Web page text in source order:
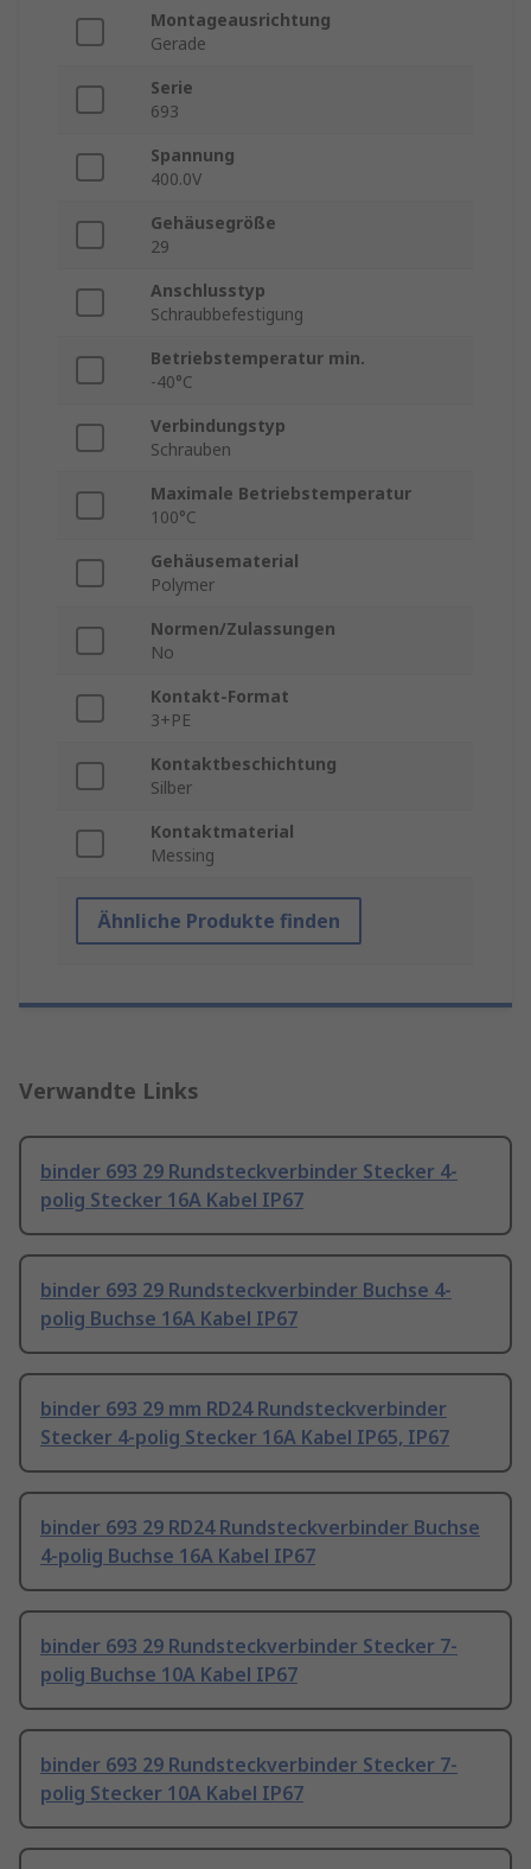
Montageausrichtung
Gerade
Serie
693
Spannung
400.0V
Gehäusegröße
29
Anschlusstyp
Schraubbefestigung
Betriebstemperatur min.
-40°C
Verbindungstyp
Schrauben
Maximale Betriebstemperatur
100°C
Gehäusematerial
Polymer
Normen/Zulassungen
No
Kontakt-Format
3+PE
Kontaktbeschichtung
Silber
Kontaktmaterial
Messing
Ähnliche Produkte finden
Verwandte Links
binder 693 29 Rundsteckverbinder Stecker 4-
polig Stecker 16A Kabel IP67
binder 693 29 Rundsteckverbinder Buchse 4-
polig Buchse 16A Kabel IP67
binder 693 29 mm RD24 Rundsteckverbinder
Stecker 4-polig Stecker 16A Kabel IP65, IP67
binder 693 29 RD24 Rundsteckverbinder Buchse
4-polig Buchse 16A Kabel IP67
binder 693 29 Rundsteckverbinder Stecker 7-
polig Buchse 10A Kabel IP67
binder 693 29 Rundsteckverbinder Stecker 7-
polig Stecker 10A Kabel IP67